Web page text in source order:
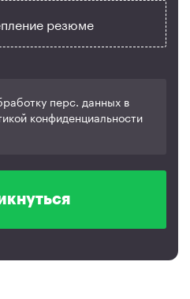
резюме
перс. данных в
конфиденциальности